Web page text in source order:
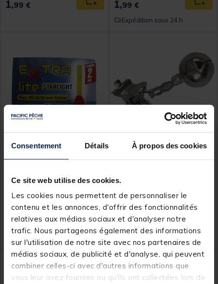
Consentement Détails À propos des cookies
Ce site web utilise des cookies.
Les cookies nous permettent de personnaliser le
contenu et les annonces, d'offrir des fonctionnalités
relatives aux médias sociaux et d'analyser notre
trafic. Nous partageons également des informations
sur l'utilisation de notre site avec nos partenaires de
médias sociaux, de publicité et d'analyse, qui peuvent
combiner celles-ci avec d'autres informations que
vous leur avez fournies ou qu'ils ont collectées lors de
1,99 € Ajouter au panier
1,99 €
Expédition sous 24 h
1,29 € Ajouter au panier
FLASHMER
[object Object] out of 5
(8)
1,99 €